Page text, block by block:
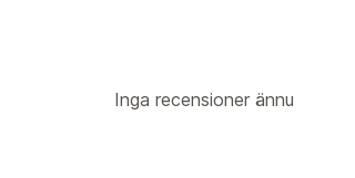
Inga recensioner ännu